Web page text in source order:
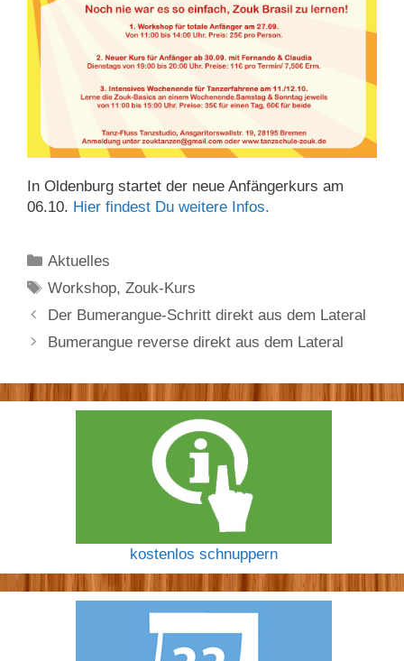
In Oldenburg startet der neue Anfängerkurs am
06.10. Hier findest Du weitere Infos.
Kategorien
Aktuelles
Schlagwörter
Workshop,Zouk-Kurs
Der Bumerangue-Schritt direkt aus dem Lateral
Bumerangue reverse direkt aus dem Lateral
kostenlos schnuppern